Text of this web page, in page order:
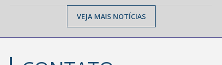
VEJA MAIS NOTÍCIAS